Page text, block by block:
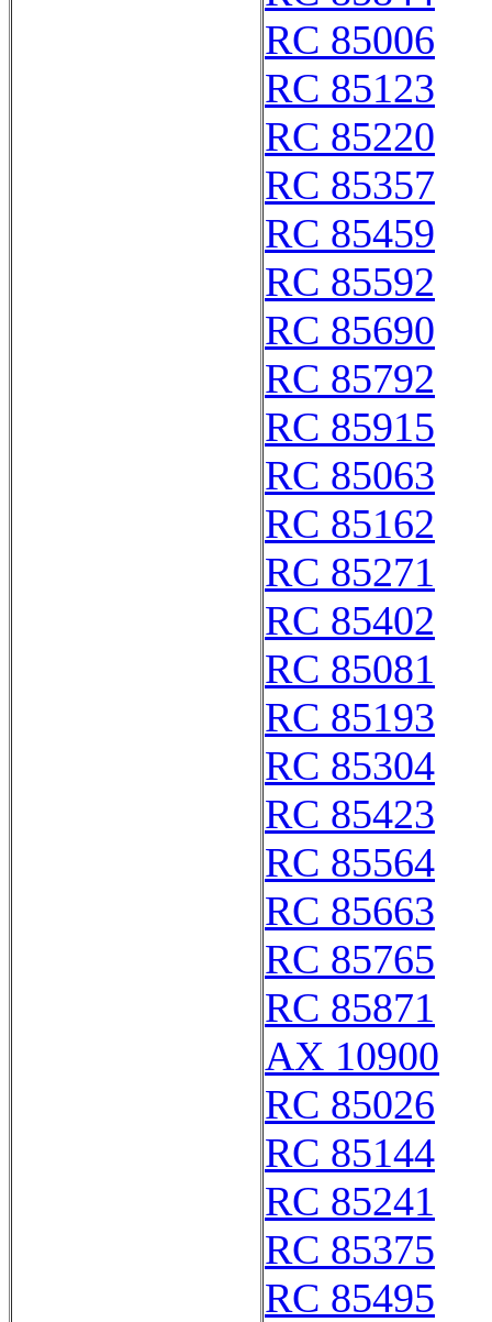
RC 85006
RC 85123
RC 85220
RC 85357
RC 85459
RC 85592
RC 85690
RC 85792
RC 85915
RC 85063
RC 85162
RC 85271
RC 85402
RC 85081
RC 85193
RC 85304
RC 85423
RC 85564
RC 85663
RC 85765
RC 85871
AX 10900
RC 85026
RC 85144
RC 85241
RC 85375
RC 85495